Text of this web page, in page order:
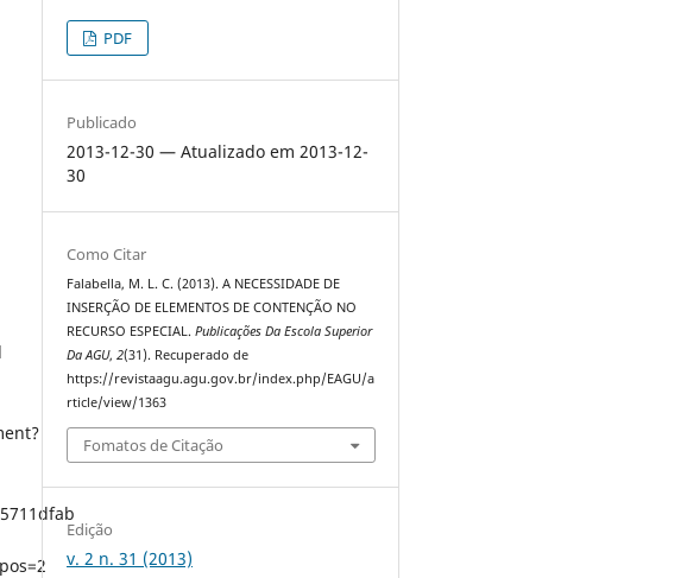
PDF
Publicado
2013-12-30 — Atualizado em 2013-12-
30
Como Citar
Falabella, M. L. C. (2013). A NECESSIDADE DE
INSERÇÃO DE ELEMENTOS DE CONTENÇÃO NO
RECURSO ESPECIAL.Publicações Da Escola Superior
Da AGU,2(31). Recuperado de
https://revistaagu.agu.gov.br/index.php/EAGU/a
rticle/view/1363
Fomatos de Citação
Edição
v. 2 n. 31 (2013)